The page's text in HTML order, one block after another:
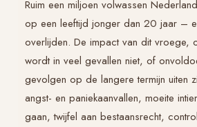
Ruim een miljoen volwassen
op een leeftijd jonger dan 20 jaar –
overlijden. De impact van dit vroege,
wordt in veel gevallen niet, of
gevolgen op de langere termijn uiten
angst- en paniekaanvallen, moeite
gaan, twijfel aan bestaansrecht,